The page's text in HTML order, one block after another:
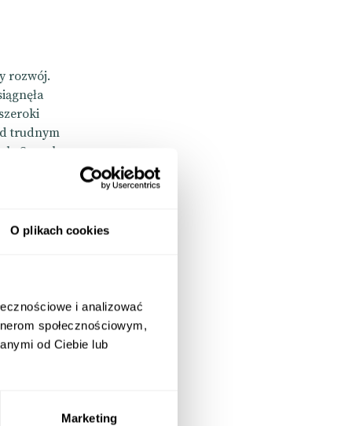
O plikach cookies
i analizować
społecznościowym,
od Ciebie lub
Marketing
rozwój.
trudnym
Search